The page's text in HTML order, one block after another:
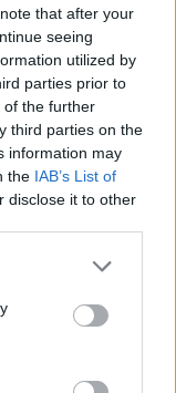
that after your
seeing
utilized by
parties prior to
of the further
third parties on the
information may
the IAB’s List of
disclose it to other
or more Google
You may click to
party tags to
in below Google
belül
van rejtett üzenet?